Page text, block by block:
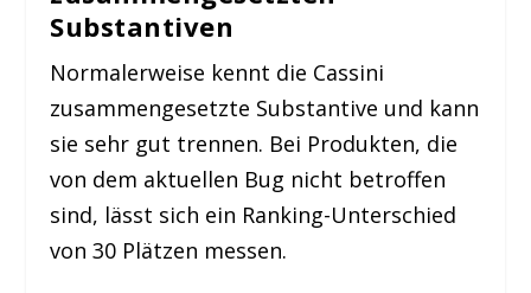
Substantiven
Normalerweise kennt die Cassini
zusammengesetzte Substantive und kann
sie sehr gut trennen. Bei Produkten, die
von dem aktuellen Bug nicht betroffen
sind, lässt sich ein Ranking-Unterschied
von 30 Plätzen messen.